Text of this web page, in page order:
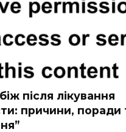
після лікування
причини, поради